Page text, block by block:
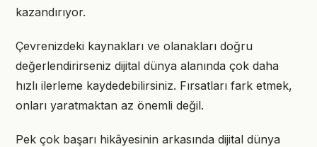
kazandırıyor.
Çevrenizdeki kaynakları ve olanakları doğru
değerlendirirseniz dijital dünya alanında çok daha
hızlı ilerleme kaydedebilirsiniz. Fırsatları fark etmek,
onları yaratmaktan az önemli değil.
Pek çok başarı hikâyesinin arkasında dijital dünya